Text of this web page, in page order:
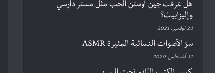
هل عرفت جين أوستن الحب مثل مستر دارسي
وإليزابيث؟
24 نوفمبر، 2021
سرّ الأصوات النسائية المثيرة ASMR
11 أغسطس، 2020